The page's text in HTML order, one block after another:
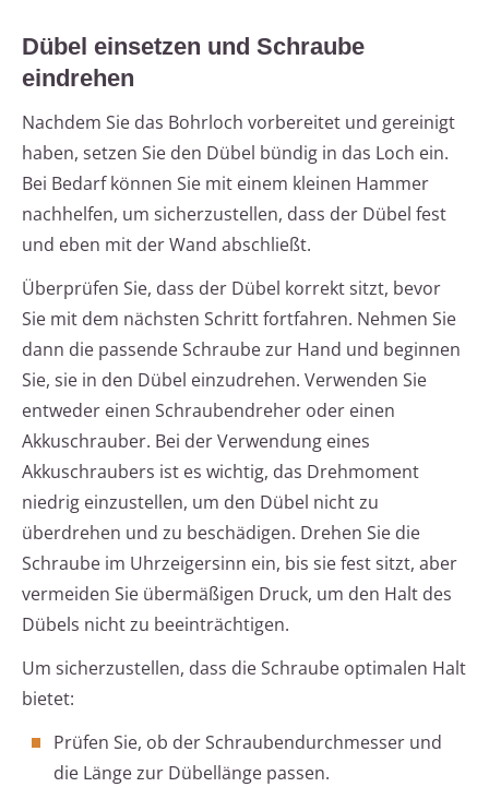
Dübel einsetzen und Schraube
eindrehen
Nachdem Sie das Bohrloch vorbereitet und gereinigt
haben, setzen Sie den Dübel bündig in das Loch ein.
Bei Bedarf können Sie mit einem kleinen Hammer
nachhelfen, um sicherzustellen, dass der Dübel fest
und eben mit der Wand abschließt.
Überprüfen Sie, dass der Dübel korrekt sitzt, bevor
Sie mit dem nächsten Schritt fortfahren. Nehmen Sie
dann die passende Schraube zur Hand und beginnen
Sie, sie in den Dübel einzudrehen. Verwenden Sie
entweder einen Schraubendreher oder einen
Akkuschrauber. Bei der Verwendung eines
Akkuschraubers ist es wichtig, das Drehmoment
niedrig einzustellen, um den Dübel nicht zu
überdrehen und zu beschädigen. Drehen Sie die
Schraube im Uhrzeigersinn ein, bis sie fest sitzt, aber
vermeiden Sie übermäßigen Druck, um den Halt des
Dübels nicht zu beeinträchtigen.
Um sicherzustellen, dass die Schraube optimalen Halt
bietet:
Prüfen Sie, ob der Schraubendurchmesser und
die Länge zur Dübellänge passen.